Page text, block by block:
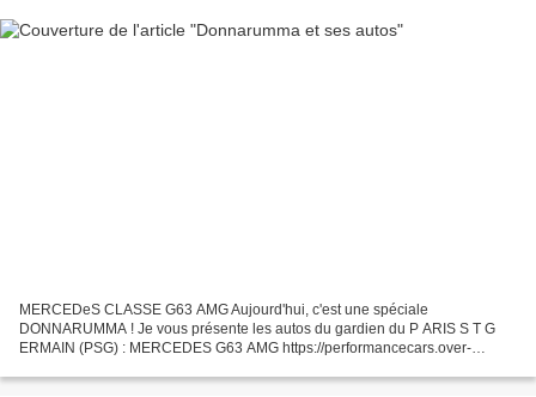
MERCEDeS CLASSE G63 AMG Aujourd'hui, c'est une spéciale
DONNARUMMA ! Je vous présente les autos du gardien du P ARIS S T G
ERMAIN (PSG) : MERCEDES G63 AMG https://performancecars.over-
https://performancecars.over-blog.com/2018/11/une-fefe-super-rapide.html...